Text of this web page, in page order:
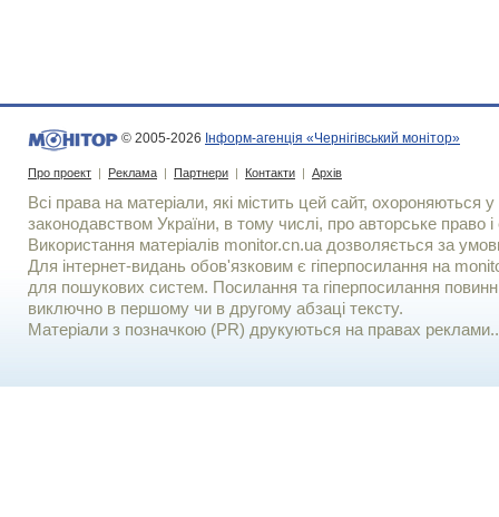
© 2005-2026 Інформ-агенція «Чернігівський монітор»
Про проект | Реклама | Партнери | Контакти | Архів
Всі права на матеріали, які містить цей сайт, охороняються у
законодавством України, в тому числі, про авторське право і
Використання матерiалiв monitor.cn.ua дозволяється за
Для iнтернет-видань обов'язковим є гiперпосилання на
для пошукових систем. Посилання та гіперпосилання
виключно в першому чи в другому абзаці тексту.
Матеріали з позначкою (PR) друкуються на правах реклами..